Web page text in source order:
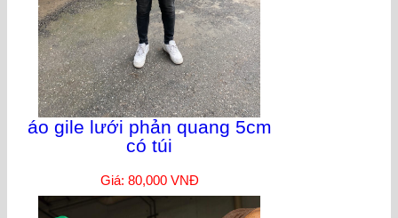
áo gile lưới phản quang 5cm
có túi
Giá: 80,000 VNĐ